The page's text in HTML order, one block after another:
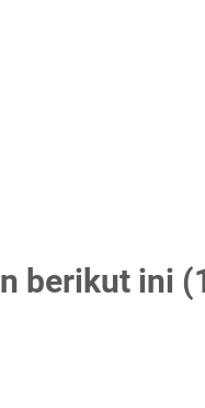
berikut ini